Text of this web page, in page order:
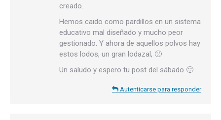
creado.
Hemos caido como pardillos en un sistema
educativo mal diseñado y mucho peor
gestionado. Y ahora de aquellos polvos hay
estos lodos, un gran lodazal, 🙁
Un saludo y espero tu post del sábado 🙂
Autenticarse para responder